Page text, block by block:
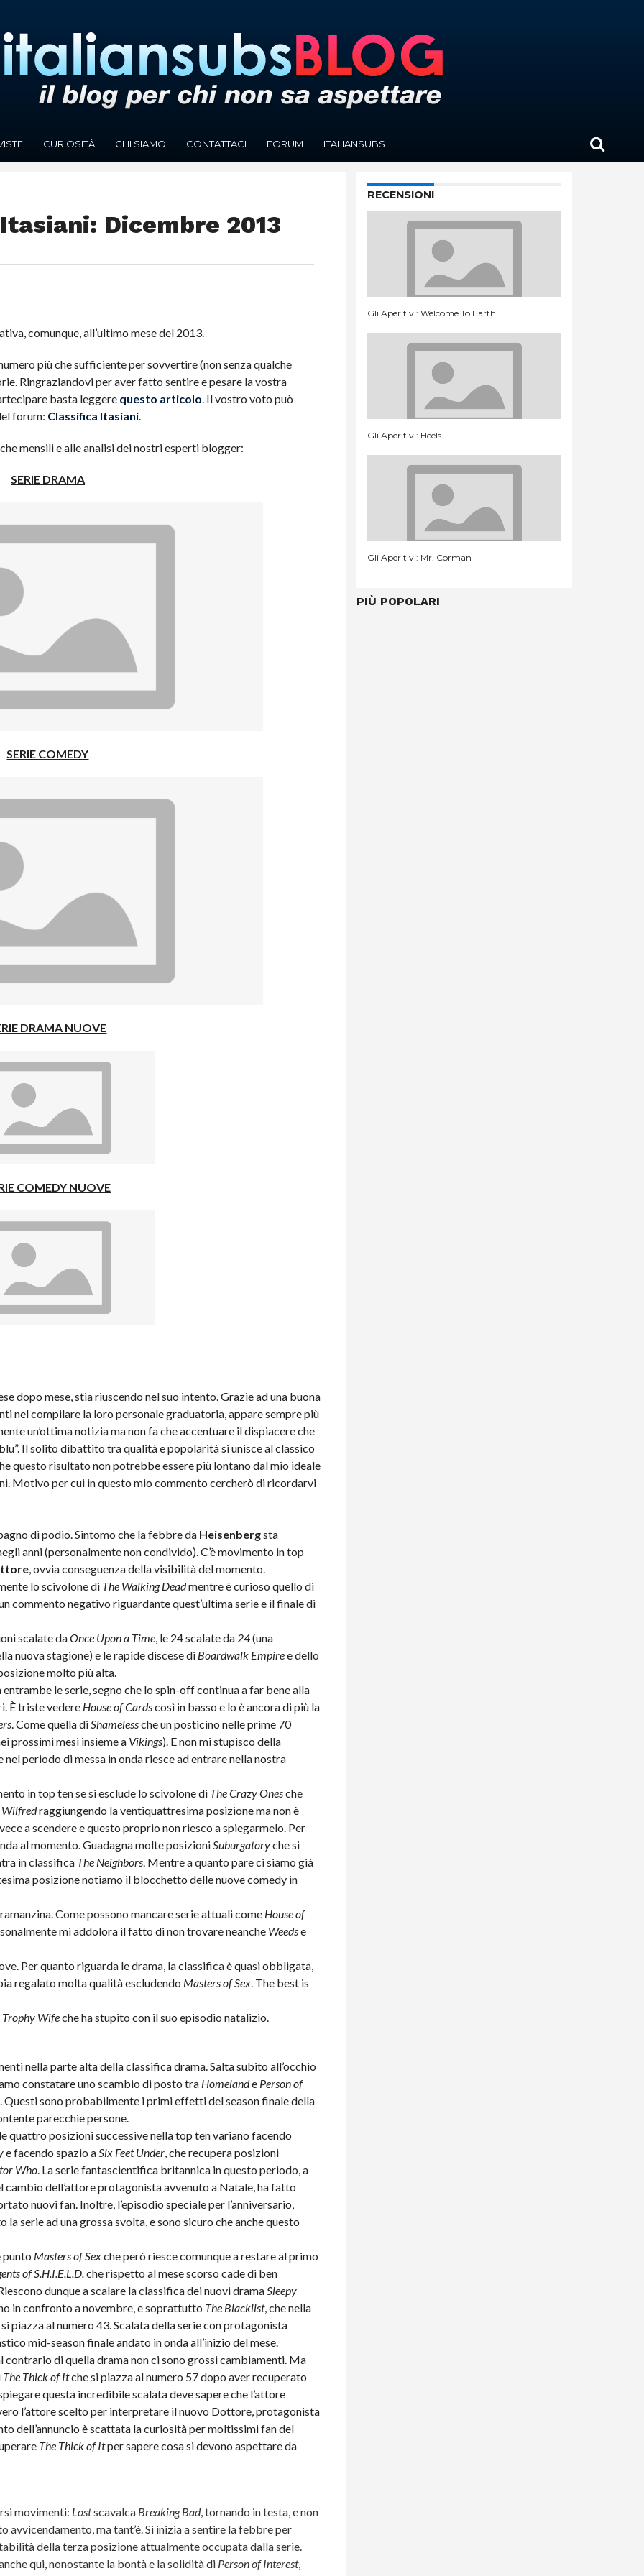
CURIOSITÀ CHI SIAMO CONTATTACI FORUM ITALIANSUBS
Dicembre 2013
comunque, all’ultimo mese del 2013.
più che sufficiente per sovvertire (non senza qualche
Ringraziandovi per aver fatto sentire e pesare la vostra
basta leggere questo articolo. Il vostro voto può
forum: Classifica Itasiani.
mensili e alle analisi dei nostri esperti blogger:
SERIE DRAMA
SERIE COMEDY
DRAMA NUOVE
COMEDY NUOVE
dopo mese, stia riuscendo nel suo intento. Grazie ad una buona
nel compilare la loro personale graduatoria, appare sempre più
un’ottima notizia ma non fa che accentuare il dispiacere che
Il solito dibattito tra qualità e popolarità si unisce al classico
questo risultato non potrebbe essere più lontano dal mio ideale
Motivo per cui in questo mio commento cercherò di ricordarvi
di podio. Sintomo che la febbre da Heisenbergsta
anni (personalmente non condivido). C’è movimento in top
, ovvia conseguenza della visibilità del momento.
lo scivolone di The Walking Deadmentre è curioso quello di
commento negativo riguardante quest’ultima serie e il finale di
scalate daOnce Upon a Time, le 24 scalate da 24(una
nuova stagione) e le rapide discese di Boardwalk Empiree dello
molto più alta.
le serie, segno che lo spin-off continua a far bene alla
È triste vedere House of Cardscosì in basso e lo è ancora di più la
. Come quella di Shamelessche un posticino nelle prime 70
prossimi mesi insieme a Vikings). E non mi stupisco della
nel periodo di messa in onda riesce ad entrare nella nostra
in top ten se si esclude lo scivolone di The Crazy Onesche
Wilfredraggiungendo la ventiquattresima posizione ma non è
a scendere e questo proprio non riesco a spiegarmelo. Per
al momento. Guadagna molte posizioni Suburgatoryche si
in classifica The Neighbors. Mentre a quanto pare ci siamo già
posizione notiamo il blocchetto delle nuove comedy in
Come possono mancare serie attuali come House of
mi addolora il fatto di non trovare neanche Weedse
Per quanto riguarda le drama, la classifica è quasi obbligata,
regalato molta qualità escludendo Masters of Sex. The best is
Trophy Wifeche ha stupito con il suo episodio natalizio.
nella parte alta della classifica drama. Salta subito all’occhio
constatare uno scambio di posto tra Homelande Person of
sono probabilmente i primi effetti del season finale della
parecchie persone.
quattro posizioni successive nella top ten variano facendo
e facendo spazio a Six Feet Under, che recupera posizioni
Who. La serie fantascientifica britannica in questo periodo, a
cambio dell’attore protagonista avvenuto a Natale, ha fatto
nuovi fan. Inoltre, l’episodio speciale per l’anniversario,
serie ad una grossa svolta, e sono sicuro che anche questo
punto Masters of Sexche però riesce comunque a restare al primo
of S.H.I.E.L.D. che rispetto al mese scorso cade di ben
dunque a scalare la classifica dei nuovi drama Sleepy
in confronto a novembre, e soprattutto The Blacklist, che nella
piazza al numero 43. Scalata della serie con protagonista
mid-season finale andato in onda all’inizio del mese.
di quella drama non ci sono grossi cambiamenti. Ma
The Thick of Itche si piazza al numero 57 dopo aver recuperato
questa incredibile scalata deve sapere che l’attore
l’attore scelto per interpretare il nuovo Dottore, protagonista
dell’annuncio è scattata la curiosità per moltissimi fan del
The Thick of Itper sapere cosa si devono aspettare da
movimenti: Lostscavalca Breaking Bad, tornando in testa, e non
avvicendamento, ma tant’è. Si inizia a sentire la febbre per
della terza posizione attualmente occupata dalla serie.
qui, nonostante la bontà e la solidità di Person of Interest,
RECENSIONI
Gli Aperitivi: Welcome To Earth
Gli Aperitivi: Heels
Gli Aperitivi: Mr. Corman
PIÙ POPOLARI